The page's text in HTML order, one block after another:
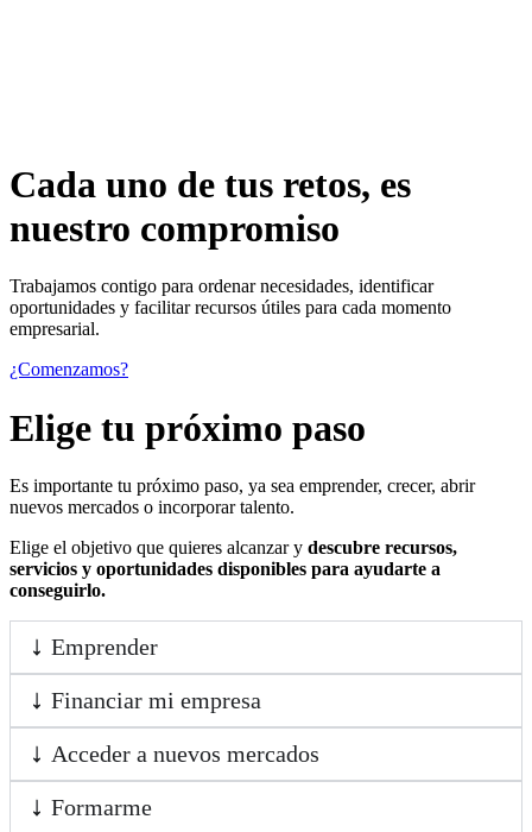
Cada uno de tus retos, es
nuestro compromiso
Trabajamos contigo para ordenar necesidades, identificar
oportunidades y facilitar recursos útiles para cada momento
empresarial.
¿Comenzamos?
Elige tu próximo paso
Es importante tu próximo paso, ya sea emprender, crecer, abrir
nuevos mercados o incorporar talento.
Elige el objetivo que quieres alcanzar y descubre recursos,
servicios y oportunidades disponibles para ayudarte a
conseguirlo.
Emprender
Financiar mi empresa
Acceder a nuevos mercados
Formarme